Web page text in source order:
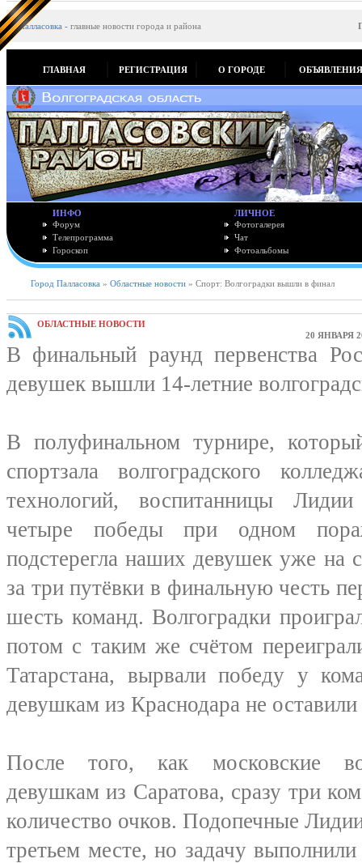
Палласовка - главные новости города и района
ГЛАВНАЯ РЕГИСТРАЦИЯ О ГОРОДЕ ОБЪЯВЛЕНИЯ
ИНФО
Форум
Телепрограмма
Гороскоп
ЛИЧНОЕ
Фотогалерея
Чат
Фотоальбомы
Город Палласовка » Областные новости » Спорт: Волгоградки вышли в финал
ОБЛАСТНЫЕ НОВОСТИ
20 ЯНВАРЯ
В финальный раунд первенства
девушек вышли 14-летние
В полуфинальном турнире,
спортзала волгоградского
технологий, воспитанницы
четыре победы при одном
подстерегла наших девушек уже на
за три путёвки в финальную честь
шесть команд. Волгоградки
потом с таким же счётом
Татарстана, вырвали победу у
девушкам из Краснодара не
После того, как московские
девушкам из Саратова, сразу три
количество очков. Подопечные
третьем месте, но задачу